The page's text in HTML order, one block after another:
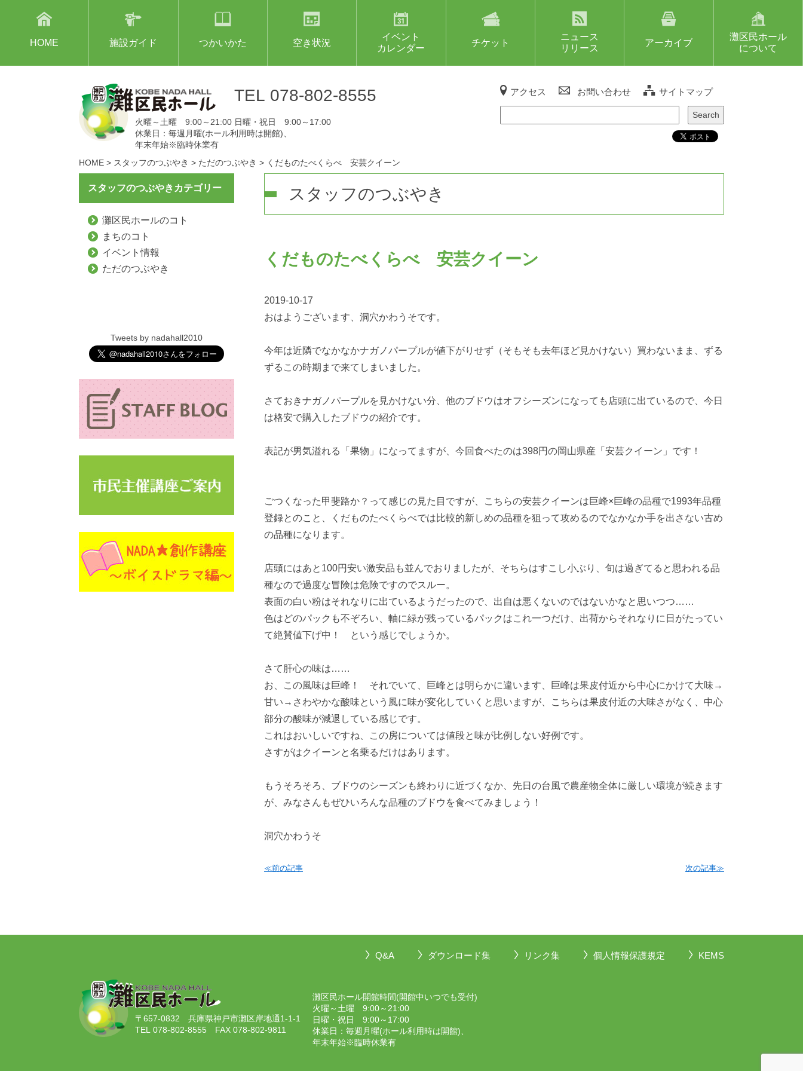
HOME 施設ガイド つかいかた 空き状況
イベント
カレンダー
チケット
ニュース
リリース
アーカイブ
灘区民ホール
について
TEL 078-802-8555
火曜～土曜 9:00～21:00 日曜・祝日 9:00～17:00
休業日：毎週月曜(ホール利用時は開館)、
年末年始※臨時休業有
アクセス お問い合わせ サイトマップ
HOME > スタッフのつぶやき > ただのつぶやき > くだものたべくらべ 安芸クイーン
スタッフのつぶやき
くだものたべくらべ 安芸クイーン
2019-10-17
おはようございます、洞穴かわうそです。
今年は近隣でなかなかナガノパープルが値下がりせず（そもそも去年ほど見かけない）買わないまま、ずる
ずるこの時期まで来てしまいました。
さておきナガノパープルを見かけない分、他のブドウはオフシーズンになっても店頭に出ているので、今日
は格安で購入したブドウの紹介です。
表記が男気溢れる「果物」になってますが、今回食べたのは398円の岡山県産「安芸クイーン」です！
ごつくなった甲斐路か？って感じの見た目ですが、こちらの安芸クイーンは巨峰×巨峰の品種で1993年品種
登録とのこと、くだものたべくらべでは比較的新しめの品種を狙って攻めるのでなかなか手を出さない古め
の品種になります。
店頭にはあと100円安い激安品も並んでおりましたが、そちらはすこし小ぶり、旬は過ぎてると思われる品
種なので過度な冒険は危険ですのでスルー。
表面の白い粉はそれなりに出ているようだったので、出自は悪くないのではないかなと思いつつ……
色はどのパックも不ぞろい、軸に緑が残っているパックはこれ一つだけ、出荷からそれなりに日がたってい
て絶賛値下げ中！ という感じでしょうか。
さて肝心の味は……
お、この風味は巨峰！ それでいて、巨峰とは明らかに違います、巨峰は果皮付近から中心にかけて大味→
甘い→さわやかな酸味という風に味が変化していくと思いますが、こちらは果皮付近の大味さがなく、中心
部分の酸味が減退している感じです。
これはおいしいですね、この房については値段と味が比例しない好例です。
さすがはクイーンと名乗るだけはあります。
もうそろそろ、ブドウのシーズンも終わりに近づくなか、先日の台風で農産物全体に厳しい環境が続きます
が、みなさんもぜひいろんな品種のブドウを食べてみましょう！
洞穴かわうそ
≪前の記事 次の記事≫
スタッフのつぶやきカテゴリー
灘区民ホールのコト
まちのコト
イベント情報
ただのつぶやき
Tweets by nadahall2010
Q&A ダウンロード集 リンク集 個人情報保護規定 KEMS
〒657-0832 兵庫県神戸市灘区岸地通1-1-1
TEL 078-802-8555 FAX 078-802-9811
灘区民ホール開館時間(開館中いつでも受付)
火曜～土曜 9:00～21:00
日曜・祝日 9:00～17:00
休業日：毎週月曜(ホール利用時は開館)、
年末年始※臨時休業有